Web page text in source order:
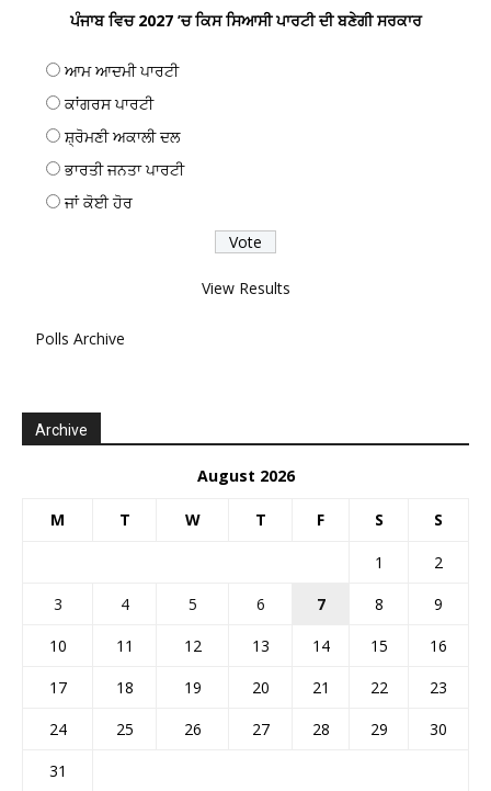
ਪੰਜਾਬ ਵਿਚ 2027 ’ਚ ਕਿਸ ਸਿਆਸੀ ਪਾਰਟੀ ਦੀ ਬਣੇਗੀ ਸਰਕਾਰ
ਆਮ ਆਦਮੀ ਪਾਰਟੀ
ਕਾਂਗਰਸ ਪਾਰਟੀ
ਸ਼੍ਰੋਮਣੀ ਅਕਾਲੀ ਦਲ
ਭਾਰਤੀ ਜਨਤਾ ਪਾਰਟੀ
ਜਾਂ ਕੋਈ ਹੋਰ
View Results
Polls Archive
Archive
August 2026
M T W T F S S
1
2
3
4 5 6 7 8
9
10
11 12 13 14 15
16
17
18 19 20 21 22
23
24
25 26 27 28 29
30
31